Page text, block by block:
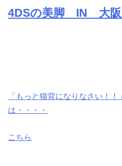
4DSの美脚 IN 大
「もっと猫背になりなさい！！
は・・・・
こちら